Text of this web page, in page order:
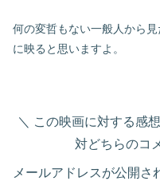
何の変哲もない一般人から
に映ると思いますよ。
この映画に対する感
対どちらのコ
メールアドレスが公開さ